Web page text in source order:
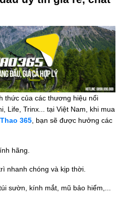
thức của các thương hiệu nổi
Life, Trinx... tại Việt Nam, khi mua
365 , bạn sẽ được hưởng các
hãng.
nhanh chóng và kịp thời.
sườn, kính mắt, mũ bảo hiểm,...